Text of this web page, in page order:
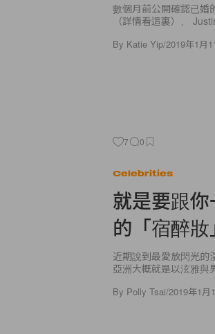
數個月前公開確認已婚
（詳情看這裏）、
By Katie Yip/2019年1月
7 0
Celebrities
就是要跟
的「宿醉
近期說到最愛放閃光的
亞洲大概就是以泫雅與
By Polly Tsai/2019年1月